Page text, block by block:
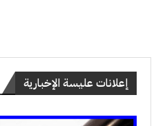
إعلانات عليسة الإخبارية